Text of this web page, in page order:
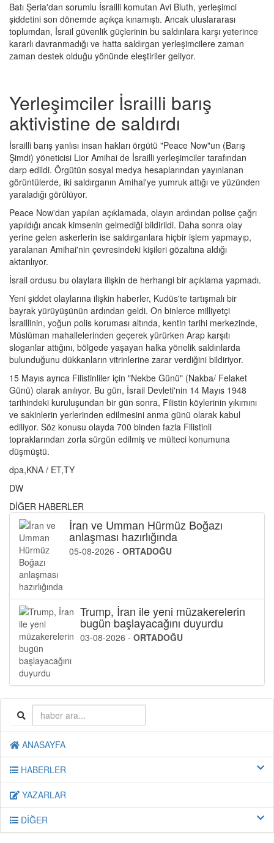
Batı Şeria'dan sorumlu İsrailli komutan Avi Bluth, yerleşimci
şiddetini son dönemde açıkça kınamıştı. Ancak uluslararası
toplumdan, İsrail güvenlik güçlerinin bu saldırılara karşı yeterince
kararlı davranmadığı ve hatta saldırgan yerleşimcilere zaman
zaman destek olduğu yönünde eleştiriler geliyor.
Yerleşimciler İsrailli barış
aktivistine de saldırdı
İsrailli barış yanlısı insan hakları örgütü "Peace Now"un (Barış
Şimdi) yöneticisi Lior Amihai de İsrailli yerleşimciler tarafından
darp edildi. Örgütün sosyal medya hesaplarından yayınlanan
görüntülerde, iki saldırganın Amihai'ye yumruk attığı ve yüzünden
yaraladığı görülüyor.
Peace Now'dan yapılan açıklamada, olayın ardından polise çağrı
yapıldığı ancak kimsenin gelmediği bildirildi. Daha sonra olay
yerine gelen askerlerin ise saldırganlara hiçbir işlem yapmayıp,
yaralanan Amihai'nin çevresindeki kişileri gözaltına aldığı
aktarılıyor.
İsrail ordusu bu olaylara ilişkin de herhangi bir açıklama yapmadı.
Yeni şiddet olaylarına ilişkin haberler, Kudüs'te tartışmalı bir
bayrak yürüyüşünün ardından geldi. On binlerce milliyetçi
İsraillinin, yoğun polis koruması altında, kentin tarihi merkezinde,
Müslüman mahallelerinden geçerek yürürken Arap karşıtı
sloganlar attığını, bölgede yaşayan halka yönelik saldırılarda
bulunduğunu dükkanların vitrinlerine zarar verdiğini bildiriyor.
15 Mayıs ayrıca Filistinliler için "Nekbe Günü" (Nakba/ Felaket
Günü) olarak anılıyor. Bu gün, İsrail Devleti'nin 14 Mayıs 1948
tarihindeki kuruluşundan bir gün sonra, Filistin köylerinin yıkımını
ve sakinlerin yerlerinden edilmesini anma günü olarak kabul
ediliyor. Söz konusu olayda 700 binden fazla Filistinli
topraklarından zorla sürgün edilmiş ve mülteci konumuna
düşmüştü.
dpa,KNA / ET,TY
DW
DİĞER HABERLER
İran ve Umman Hürmüz Boğazı
anlaşması hazırlığında
05-08-2026 - ORTADOĞU
Trump, İran ile yeni müzakerelerin
bugün başlayacağını duyurdu
03-08-2026 - ORTADOĞU
ANASAYFA
HABERLER
YAZARLAR
DİĞER